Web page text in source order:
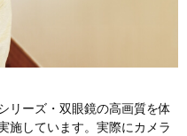
リーズ・双眼鏡の高画質を体
施しています。実際にカメラ